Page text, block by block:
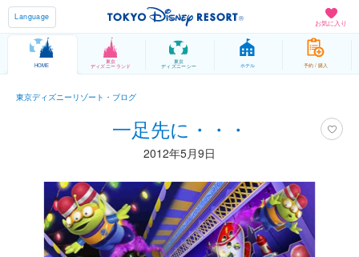
お気に入り
Language
HOME
東京
ディズニーランド
東京
ディズニーシー ホテル 予約 / 購入
東京ディズニーリゾート・ブログ
一足先に・・・
2012年5月9日